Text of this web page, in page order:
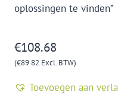
oplossingen te vinden”
€108.68
(€89.82 Excl. BTW)
Toevoegen aan